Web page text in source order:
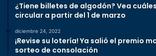
¿Tiene billetes de algodón? Vea
circular a partir del 1 de marzo
diciembre 24, 2022
¡Revise su lotería! Ya salió el premio
sorteo de consolación